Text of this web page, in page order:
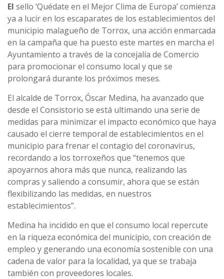
El sello ‘Quédate en el Mejor Clima de Europa’ comienza
ya a lucir en los escaparates de los establecimientos del
municipio malagueño de Torrox, una acción enmarcada
en la campaña que ha puesto este martes en marcha el
Ayuntamiento a través de la concejalía de Comercio
para promocionar el consumo local y que se
prolongará durante los próximos meses.
El alcalde de Torrox, Óscar Medina, ha avanzado que
desde el Consistorio se está ultimando una serie de
medidas para minimizar el impacto económico que haya
causado el cierre temporal de establecimientos en el
municipio para frenar el contagio del coronavirus,
recordando a los torroxeños que “tenemos que
apoyarnos ahora más que nunca, realizando las
compras y saliendo a consumir, ahora que se están
flexibilizando las medidas, en nuestros
establecimientos”.
Medina ha incidido en que el consumo local repercute
en la riqueza económica del municipio, con creación de
empleo y generando una economía sostenible con una
cadena de valor para la localidad, ya que se trabaja
también con proveedores locales.